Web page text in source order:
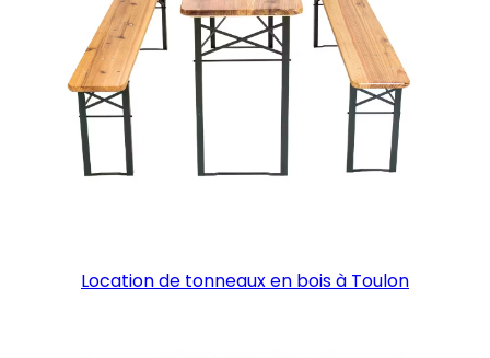
Location de tonneaux en bois à Toulon